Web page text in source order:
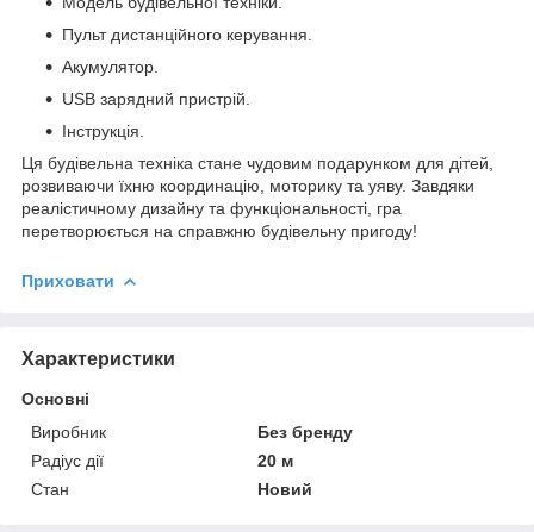
Пульт дистанційного керування.
Акумулятор.
USB зарядний пристрій.
Інструкція.
Ця будівельна техніка стане чудовим подарунком для дітей,
розвиваючи їхню координацію, моторику та уяву. Завдяки
реалістичному дизайну та функціональності, гра
перетворюється на справжню будівельну пригоду!
Приховати
Характеристики
Основні
Виробник
Без бренду
Радіус дії
20 м
Стан
Новий